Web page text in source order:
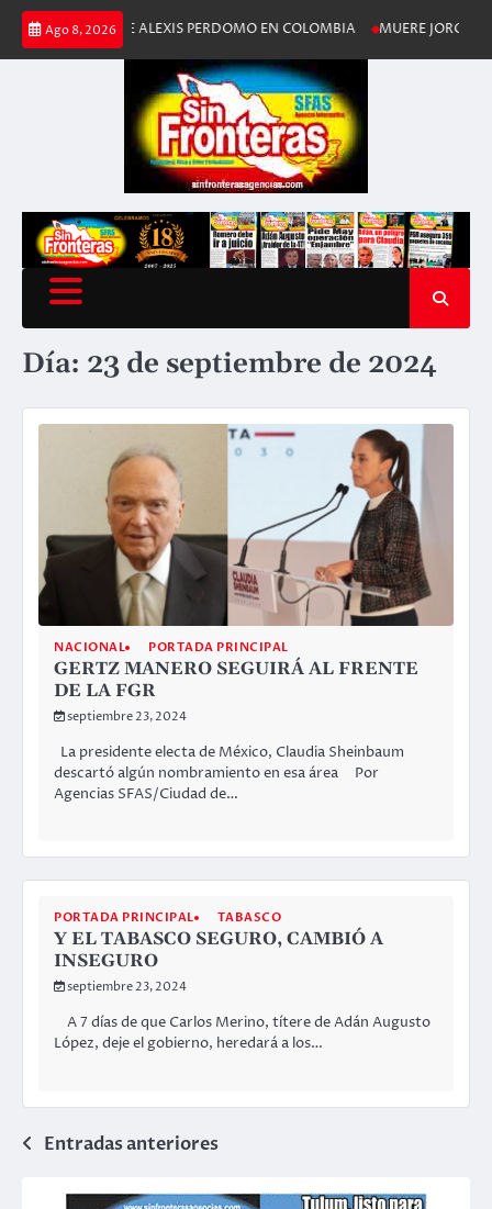
Saltar
contenido
Ago 8, 2026
ALEXIS PERDOMO EN COLOMBIA MUERE JORGE MESSI,
Día: 23 de septiembre de 2024
NACIONAL PORTADA PRINCIPAL
GERTZ MANERO SEGUIRÁ AL FRENTE
DE LA FGR
septiembre 23, 2024
La presidente electa de México, Claudia Sheinbaum
descartó algún nombramiento en esa área Por
Agencias SFAS/Ciudad de…
PORTADA PRINCIPAL TABASCO
Y EL TABASCO SEGURO, CAMBIÓ A
INSEGURO
septiembre 23, 2024
A 7 días de que Carlos Merino, títere de Adán Augusto
López, deje el gobierno, heredará a los…
Navegación
Entradas anteriores